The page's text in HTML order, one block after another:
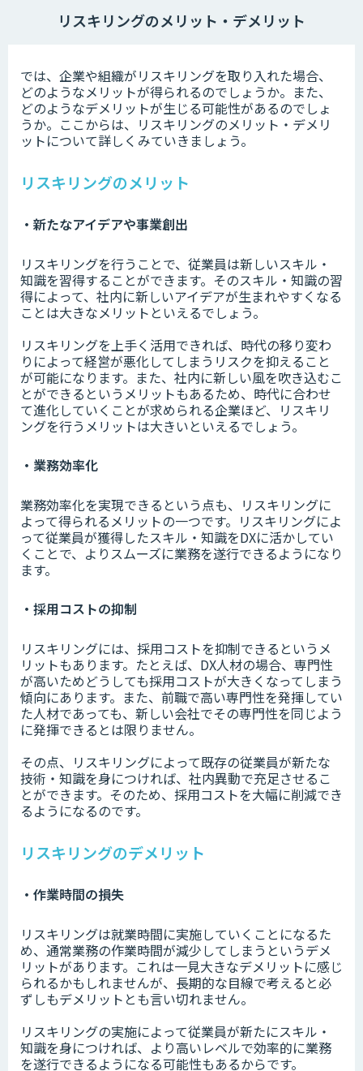
リスキリングのメリット・デメリット
では、企業や組織がリスキリングを取り入れた場合、
どのようなメリットが得られるのでしょうか。また、
どのようなデメリットが生じる可能性があるのでしょ
うか。ここからは、リスキリングのメリット・デメリ
ットについて詳しくみていきましょう。
リスキリングのメリット
・新たなアイデアや事業創出
リスキリングを行うことで、従業員は新しいスキル・
知識を習得することができます。そのスキル・知識の習
得によって、社内に新しいアイデアが生まれやすくなる
ことは大きなメリットといえるでしょう。
リスキリングを上手く活用できれば、時代の移り変わ
りによって経営が悪化してしまうリスクを抑えること
が可能になります。また、社内に新しい風を吹き込むこ
とができるというメリットもあるため、時代に合わせ
て進化していくことが求められる企業ほど、リスキリ
ングを行うメリットは大きいといえるでしょう。
・業務効率化
業務効率化を実現できるという点も、リスキリングに
よって得られるメリットの一つです。リスキリングによ
って従業員が獲得したスキル・知識をDXに活かしてい
くことで、よりスムーズに業務を遂行できるようになり
ます。
・採用コストの抑制
リスキリングには、採用コストを抑制できるというメ
リットもあります。たとえば、DX人材の場合、専門性
が高いためどうしても採用コストが大きくなってしまう
傾向にあります。また、前職で高い専門性を発揮してい
た人材であっても、新しい会社でその専門性を同じよう
に発揮できるとは限りません。
その点、リスキリングによって既存の従業員が新たな
技術・知識を身につければ、社内異動で充足させるこ
とができます。そのため、採用コストを大幅に削減でき
るようになるのです。
リスキリングのデメリット
・作業時間の損失
リスキリングは就業時間に実施していくことになるた
め、通常業務の作業時間が減少してしまうというデメ
リットがあります。これは一見大きなデメリットに感じ
られるかもしれませんが、長期的な目線で考えると必
ずしもデメリットとも言い切れません。
リスキリングの実施によって従業員が新たにスキル・
知識を身につければ、より高いレベルで効率的に業務
を遂行できるようになる可能性もあるからです。